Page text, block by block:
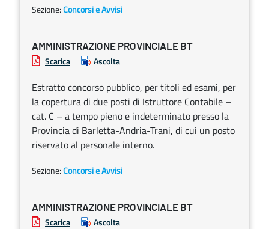
Sezione:Concorsi e Avvisi
AMMINISTRAZIONE PROVINCIALE BT
Scarica Ascolta
Estratto concorso pubblico, per titoli ed esami, per
la copertura di due posti di Istruttore Contabile –
cat. C – a tempo pieno e indeterminato presso la
Provincia di Barletta-Andria-Trani, di cui un posto
riservato al personale interno.
Sezione:Concorsi e Avvisi
AMMINISTRAZIONE PROVINCIALE BT
Scarica Ascolta